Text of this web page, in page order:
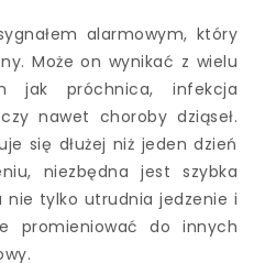
alarmowym, który
Może on wynikać z wielu
jak próchnica, infekcja
nawet choroby dziąseł.
się dłużej niż jeden dzień
niezbędna jest szybka
nie tylko utrudnia jedzenie i
promieniować do innych